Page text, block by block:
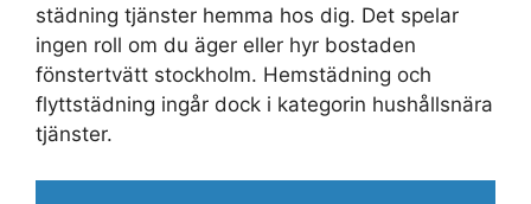
städning tjänster hemma hos dig. Det spelar
ingen roll om du äger eller hyr bostaden
fönstertvätt stockholm. Hemstädning och
flyttstädning ingår dock i kategorin hushållsnära
tjänster.